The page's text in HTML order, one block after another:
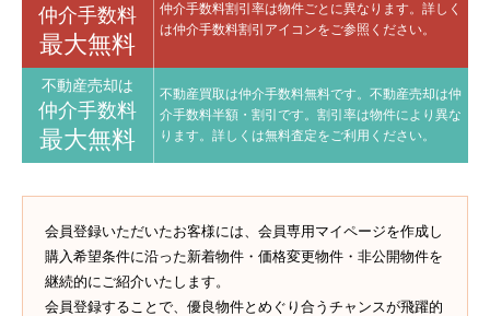
仲介手数料
最大無料
仲介手数料割引率は物件ごとに異なります。 詳しく
は仲介手数料割引アイコンをご参照ください。
不動産売却は
仲介手数料
最大無料
不動産買取は仲介手数料無料です。 不動産売却は仲
介手数料半額・割引です。 割引率は物件により異な
ります。 詳しくは無料査定をご利用ください。
会員登録いただいたお客様には、会員専用マイページを作成し
購入希望条件に沿った新着物件・価格変更物件・非公開物件を
継続的にご紹介いたします。
会員登録することで、優良物件とめぐり合うチャンスが飛躍的